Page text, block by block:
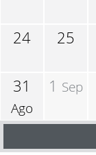
24 25
31
Ago
1 Sep